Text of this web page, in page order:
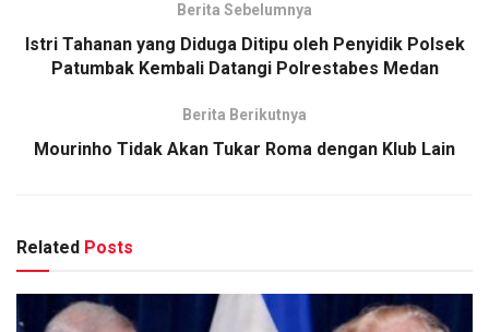
Berita Sebelumnya
Istri Tahanan yang Diduga Ditipu oleh Penyidik Polsek
Patumbak Kembali Datangi Polrestabes Medan
Berita Berikutnya
Mourinho Tidak Akan Tukar Roma dengan Klub Lain
Related Posts